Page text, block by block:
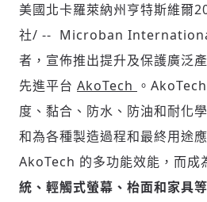
社會
人文
美國北卡羅萊納州亨特斯維爾
社/ -- Microban
者，宣佈推出提升及保護廣泛
先進平台 AkoTech 。
度、黏合、防水、防油和耐化
和為各種製造過程和最終用途
AkoTech 的多功能效能，而成
統、輕觸式螢幕、枱面和家具等